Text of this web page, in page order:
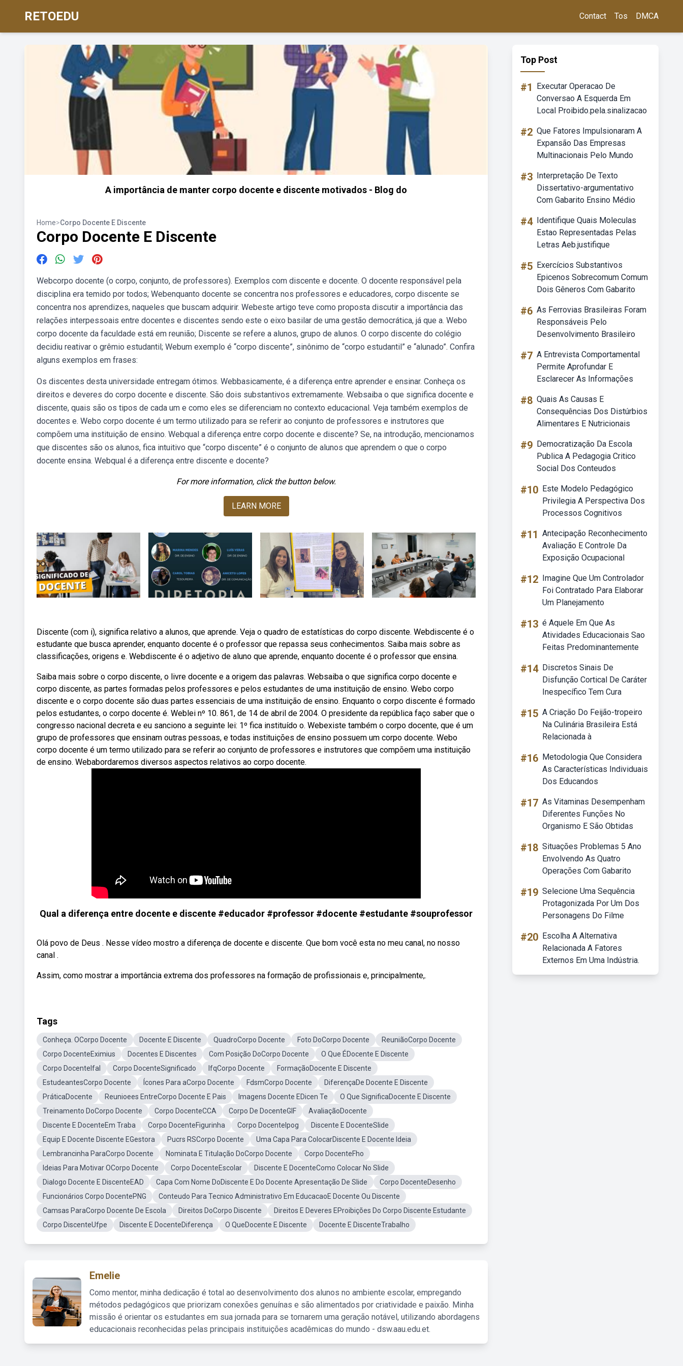
RETOEDU Contact Tos DMCA
A importância de manter corpo docente e discente motivados - Blog do
Home>Corpo Docente E Discente
Corpo Docente E Discente
Webcorpo docente (o corpo, conjunto, de professores). Exemplos com discente e docente. O docente responsável pela
disciplina era temido por todos; Webenquanto docente se concentra nos professores e educadores, corpo discente se
concentra nos aprendizes, naqueles que buscam adquirir. Webeste artigo teve como proposta discutir a importância das
relações interpessoais entre docentes e discentes sendo este o eixo basilar de uma gestão democrática, já que a. Webo
corpo docente da faculdade está em reunião; Discente se refere a alunos, grupo de alunos. O corpo discente do colégio
decidiu reativar o grêmio estudantil; Webum exemplo é “corpo discente”, sinônimo de “corpo estudantil” e “alunado”. Confira
alguns exemplos em frases:
Os discentes desta universidade entregam ótimos. Webbasicamente, é a diferença entre aprender e ensinar. Conheça os
direitos e deveres do corpo docente e discente. São dois substantivos extremamente. Websaiba o que significa docente e
discente, quais são os tipos de cada um e como eles se diferenciam no contexto educacional. Veja também exemplos de
docentes e. Webo corpo docente é um termo utilizado para se referir ao conjunto de professores e instrutores que
compõem uma instituição de ensino. Webqual a diferença entre corpo docente e discente? Se, na introdução, mencionamos
que discentes são os alunos, fica intuitivo que “corpo discente” é o conjunto de alunos que aprendem o que o corpo
docente ensina. Webqual é a diferença entre discente e docente?
For more information, click the button below.
LEARN MORE
Discente (com i), significa relativo a alunos, que aprende. Veja o quadro de estatísticas do corpo discente. Webdiscente é o
estudante que busca aprender, enquanto docente é o professor que repassa seus conhecimentos. Saiba mais sobre as
classificações, origens e. Webdiscente é o adjetivo de aluno que aprende, enquanto docente é o professor que ensina.
Saiba mais sobre o corpo discente, o livre docente e a origem das palavras. Websaiba o que significa corpo docente e
corpo discente, as partes formadas pelos professores e pelos estudantes de uma instituição de ensino. Webo corpo
discente e o corpo docente são duas partes essenciais de uma instituição de ensino. Enquanto o corpo discente é formado
pelos estudantes, o corpo docente é. Weblei nº 10. 861, de 14 de abril de 2004. O presidente da república faço saber que o
congresso nacional decreta e eu sanciono a seguinte lei: 1º fica instituído o. Webexiste também o corpo docente, que é um
grupo de professores que ensinam outras pessoas, e todas instituições de ensino possuem um corpo docente. Webo
corpo docente é um termo utilizado para se referir ao conjunto de professores e instrutores que compõem uma instituição
de ensino. Webabordaremos diversos aspectos relativos ao corpo docente.
Qual a diferença entre docente e discente #educador #professor #docente #estudante #souprofessor
Olá povo de Deus . Nesse vídeo mostro a diferença de docente e discente. Que bom você esta no meu canal, no nosso
canal .
Assim, como mostrar a importância extrema dos professores na formação de profissionais e, principalmente,.
Tags
Conheça. OCorpo Docente Docente E Discente QuadroCorpo Docente Foto DoCorpo Docente
ReuniãoCorpo Docente
Corpo DocenteEximius
Docentes E Discentes Com Posição DoCorpo Docente
O Que ÉDocente E Discente
Corpo DocenteIfal
Corpo DocenteSignificado IfqCorpo Docente
FormaçãoDocente E Discente
EstudeantesCorpo Docente
Ícones Para aCorpo Docente FdsmCorpo Docente
DiferençaDe Docente E Discente
PráticaDocente
Reunioees EntreCorpo Docente E Pais Imagens Docente EDicen Te
O Que SignificaDocente E Discente
Treinamento DoCorpo Docente
Corpo DocenteCCA Corpo De DocenteGIF
AvaliaçãoDocente
Discente E DocenteEm Traba
Corpo DocenteFigurinha Corpo DocenteIpog
Discente E DocenteSlide
Equip E Docente Discente EGestora
Pucrs RSCorpo Docente
Uma Capa Para ColocarDiscente E Docente Ideia
Lembrancinha ParaCorpo Docente
Nominata E Titulação DoCorpo Docente
Corpo DocenteFho
Ideias Para Motivar OCorpo Docente
Corpo DocenteEscolar
Discente E DocenteComo Colocar No Slide
Dialogo Docente E DiscenteEAD
Capa Com Nome DoDiscente E Do Docente Apresentação De Slide
Corpo DocenteDesenho
Funcionários Corpo DocentePNG
Conteudo Para Tecnico Administrativo Em EducacaoE Docente Ou Discente
Camsas ParaCorpo Docente De Escola
Direitos DoCorpo Discente
Direitos E Deveres EProibições Do Corpo Discente Estudante
Corpo DiscenteUfpe
Discente E DocenteDiferença O QueDocente E Discente Docente E DiscenteTrabalho
Emelie
Como mentor, minha dedicação é total ao desenvolvimento dos alunos no ambiente escolar, empregando
métodos pedagógicos que priorizam conexões genuínas e são alimentados por criatividade e paixão. Minha
missão é orientar os estudantes em sua jornada para se tornarem uma geração notável, utilizando abordagens
educacionais reconhecidas pelas principais instituições acadêmicas do mundo - dsw.aau.edu.et.
Top Post
#1
Executar Operacao De
Conversao A Esquerda Em
Local Proibido.pela.sinalizacao
#2 Que Fatores Impulsionaram A
Expansão Das Empresas
Multinacionais Pelo Mundo
#3 Interpretação De Texto
Dissertativo-argumentativo
Com Gabarito Ensino Médio
#4 Identifique Quais Moleculas
Estao Representadas Pelas
Letras Aeb.justifique
#5 Exercícios Substantivos
Epicenos Sobrecomum Comum
Dois Gêneros Com Gabarito
#6 As Ferrovias Brasileiras Foram
Responsáveis Pelo
Desenvolvimento Brasileiro
#7 A Entrevista Comportamental
Permite Aprofundar E
Esclarecer As Informações
#8 Quais As Causas E
Consequências Dos Distúrbios
Alimentares E Nutricionais
#9 Democratização Da Escola
Publica A Pedagogia Critico
Social Dos Conteudos
#10 Este Modelo Pedagógico
Privilegia A Perspectiva Dos
Processos Cognitivos
#11 Antecipação Reconhecimento
Avaliação E Controle Da
Exposição Ocupacional
#12 Imagine Que Um Controlador
Foi Contratado Para Elaborar
Um Planejamento
#13 é Aquele Em Que As
Atividades Educacionais Sao
Feitas Predominantemente
#14 Discretos Sinais De
Disfunção Cortical De Caráter
Inespecífico Tem Cura
#15 A Criação Do Feijão-tropeiro
Na Culinária Brasileira Está
Relacionada à
#16 Metodologia Que Considera
As Características Individuais
Dos Educandos
#17 As Vitaminas Desempenham
Diferentes Funções No
Organismo E São Obtidas
#18 Situações Problemas 5 Ano
Envolvendo As Quatro
Operações Com Gabarito
#19 Selecione Uma Sequência
Protagonizada Por Um Dos
Personagens Do Filme
#20 Escolha A Alternativa
Relacionada A Fatores
Externos Em Uma Indústria.